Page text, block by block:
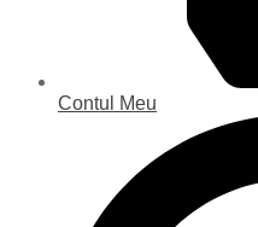
Contul Meu